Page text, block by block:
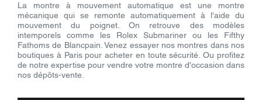
La montre à mouvement automatique est une montre
mécanique qui se remonte automatiquement à l'aide du
mouvement du poignet. On retrouve des modèles
intemporels comme les Rolex Submariner ou les Fifthy
Fathoms de Blancpain. Venez essayer nos montres dans nos
boutiques à Paris pour acheter en toute sécurité. Ou profitez
de notre expertise pour vendre votre montre d'occasion dans
nos dépôts-vente.